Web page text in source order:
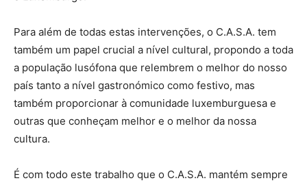
Para além de todas estas intervenções, o C.A.S.A. tem
também um papel crucial a nível cultural, propondo a toda
a população lusófona que relembrem o melhor do nosso
país tanto a nível gastronómico como festivo, mas
também proporcionar à comunidade luxemburguesa e
outras que conheçam melhor e o melhor da nossa
cultura.
É com todo este trabalho que o C.A.S.A. mantém sempre